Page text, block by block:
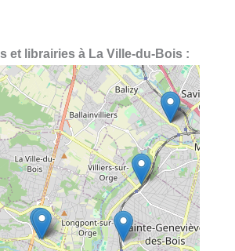
et librairies à La Ville-du-Bois :